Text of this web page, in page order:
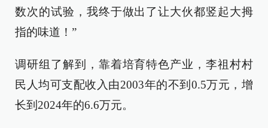
数次的试验，我终于做出了让大伙都竖起大拇
指的味道！”
调研组了解到，靠着培育特色产业，李祖村村
民人均可支配收入由2003年的不到0.5万元，增
长到2024年的6.6万元。